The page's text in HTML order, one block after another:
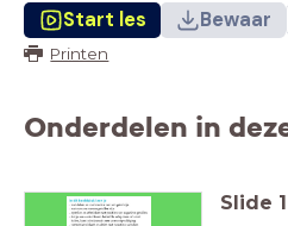
Start les Bewaar
Printen
Onderdelen in
Slide 1